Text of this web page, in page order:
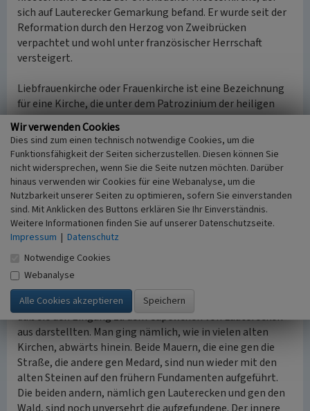
sich auf Lauterecker Gemarkung befand. Er wurde seit der
Reformation durch den Herzog von Zweibrücken
verpachtet und wohl unter französischer Herrschaft
versteigert.
Liebfrauenkirche oder Frauenkirche ist eine Bezeichnung
für eine Kirche, die unter dem Patrozinium der heiligen
Maria steht. “Unsere Liebe Frau„ war seit dem Mittelalter
einer der Ehrentitel Mariens, der Mutter Jesu. Das
Patrozinium “Unserer Lieben Frau„ (auch “Unser Lieben
Frauen„ mit alter Genitiv-Bildung) tragen viele Kirchen,
Kapellen und Klosterkirchen.
So schrieb Falciola am 15./16.03.1843 über den
Wiederaufbau der abgebrochenen Mauern: “Bei nähere
Erkundigung erfuhr ich und überzeugte ich mich, daß das
in der Straßenböschung vorgefundene Gemäuer ein
Quadrat gebildet hatte, und daß die zwei vorhandenen
Staffeln, nicht, wie ich früher glaubte, den Eingang zum
Kirchhof oder zu einer Capelle von Medard aus, sondern
daß sie den Eingang zu dem Capellchen von Lauterecken
aus darstellten. Man ging nämlich, wie in vielen alten
Kirchen, abwärts hinein. Beide Mauern, die eine gen die
Straße, die andere gen Medard, sind nun wieder mit den
alten Steinen auf den frühern Fundamenten aufgeführt.
Die beiden andern, nämlich gen Lauterecken und gen den
Wir verwenden Cookies
Dies sind zum einen technisch notwendige Cookies, um die
Funktionsfähigkeit der Seiten sicherzustellen. Diesen können Sie
nicht widersprechen, wenn Sie die Seite nutzen möchten. Darüber
hinaus verwenden wir Cookies für eine Webanalyse, um die
Nutzbarkeit unserer Seiten zu optimieren, sofern Sie einverstanden
sind. Mit Anklicken des Buttons erklären Sie Ihr Einverständnis.
Weitere Informationen finden Sie auf unserer Datenschutzseite.
Impressum | Datenschutz
Notwendige Cookies
Webanalyse